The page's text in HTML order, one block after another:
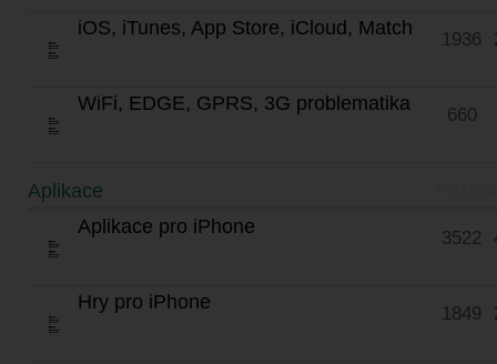
iOS, iTunes, App Store, iCloud, Match
1936
WiFi, EDGE, GPRS, 3G problematika
660
Aplikace
Aplikace pro iPhone
3522
Hry pro iPhone
1849